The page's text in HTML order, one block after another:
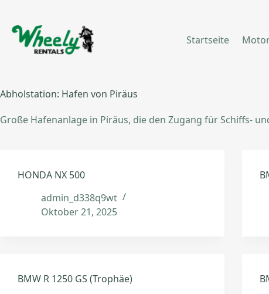
springen
Startseite
Abholstation: Hafen von Piräus
Große Hafenanlage in Piräus, die den Zugang für Schiffs-
HONDA NX 500
admin_d338q9wt
Oktober 21, 2025
BMW R 1250 GS (Trophäe)